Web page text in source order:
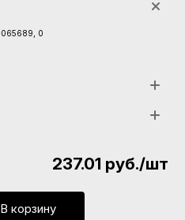
0
237.01 руб./шт
В корзину